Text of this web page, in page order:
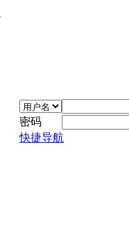
密码
快捷导航